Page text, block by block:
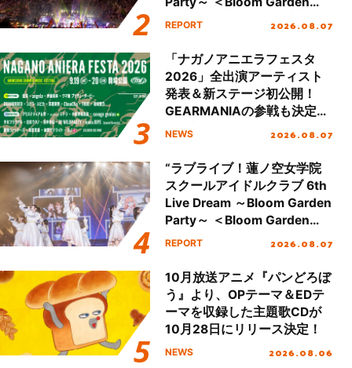
Party Stage／埼玉公演＞”
REPORT 2026.08.07
「ナガノアニエラフェスタ
2026」全出演アーティスト
発表＆新ステージ初公開！
GEARMANIAの参戦も決定
し、初となる第3ステージの
NEWS 2026.08.07
“ラブライブ！蓮ノ空女学院
スクールアイドルクラブ 6th
Live Dream ～Bloom Garden
Party～ ＜Bloom Garden
Party Stage／埼玉公演＞”
REPORT 2026.08.07
10月放送アニメ『パンどろぼ
う』より、OPテーマ＆EDテ
ーマを収録した主題歌CDが
10月28日にリリース決定！
NEWS 2026.08.06